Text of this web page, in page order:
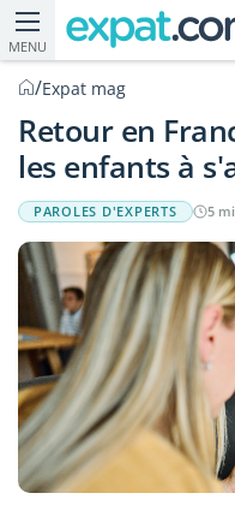
MENU
/Expat mag
Retour en
les enfants à
PAROLES D'EXPERTS 5